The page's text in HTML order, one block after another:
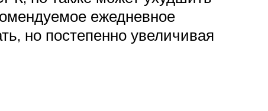
ежедневное
но постепенно увеличивая